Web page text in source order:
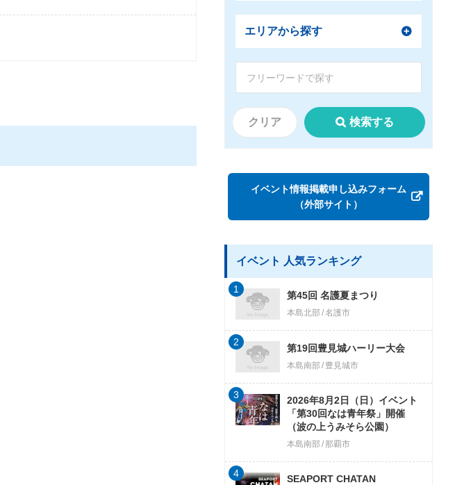
エリアから探す
クリア 検索する
イベント情報掲載申し込みフォーム
（外部サイト）
イベント 人気ランキング
第45回 名護夏まつり
本島北部 名護市
1
第19回豊見城ハーリー大会
本島南部 豊見城市
2
2026年8月2日（日）イベント
「第30回なは青年祭」開催
（波の上うみそら公園）
本島南部 那覇市
3
SEAPORT CHATAN
4